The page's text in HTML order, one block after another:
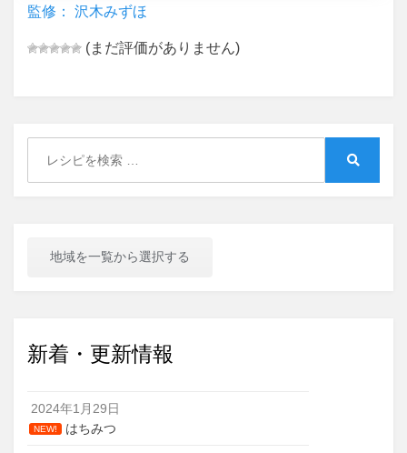
監修： 沢木みずほ
(まだ評価がありません)
地域を一覧から選択する
新着・更新情報
2024年1月29日
NEW! はちみつ